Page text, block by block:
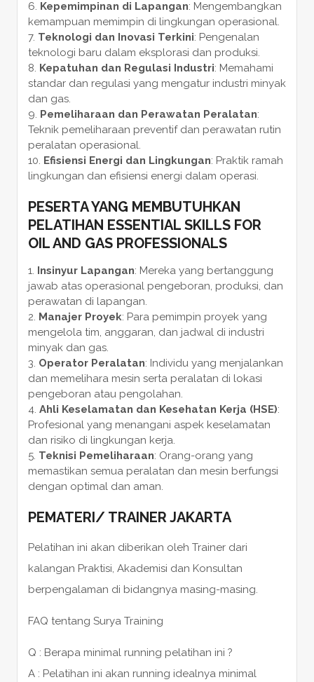
Kepemimpinan di Lapangan: Mengembangkan
kemampuan memimpin di lingkungan operasional.
Teknologi dan Inovasi Terkini: Pengenalan
teknologi baru dalam eksplorasi dan produksi.
Kepatuhan dan Regulasi Industri: Memahami
standar dan regulasi yang mengatur industri minyak
dan gas.
Pemeliharaan dan Perawatan Peralatan:
Teknik pemeliharaan preventif dan perawatan rutin
peralatan operasional.
Efisiensi Energi dan Lingkungan: Praktik ramah
lingkungan dan efisiensi energi dalam operasi.
PESERTA YANG MEMBUTUHKAN
PELATIHAN ESSENTIAL SKILLS FOR
OIL AND GAS PROFESSIONALS
Insinyur Lapangan: Mereka yang bertanggung
jawab atas operasional pengeboran, produksi, dan
perawatan di lapangan.
Manajer Proyek: Para pemimpin proyek yang
mengelola tim, anggaran, dan jadwal di industri
minyak dan gas.
Operator Peralatan: Individu yang menjalankan
dan memelihara mesin serta peralatan di lokasi
pengeboran atau pengolahan.
Ahli Keselamatan dan Kesehatan Kerja (HSE):
Profesional yang menangani aspek keselamatan
dan risiko di lingkungan kerja.
Teknisi Pemeliharaan: Orang-orang yang
memastikan semua peralatan dan mesin berfungsi
dengan optimal dan aman.
PEMATERI/ TRAINERJAKARTA
Pelatihan ini akan diberikan oleh Trainer dari
kalangan Praktisi, Akademisi dan Konsultan
berpengalaman di bidangnya masing-masing.
FAQ tentang Surya Training
Q : Berapa minimal running pelatihan ini ?
A : Pelatihan ini akan running idealnya minimal